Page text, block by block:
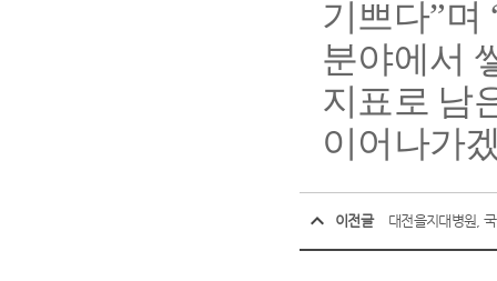
기쁘다”며
분야에서
지표로 남
이어나가
이전글 대전을지대병원, 국